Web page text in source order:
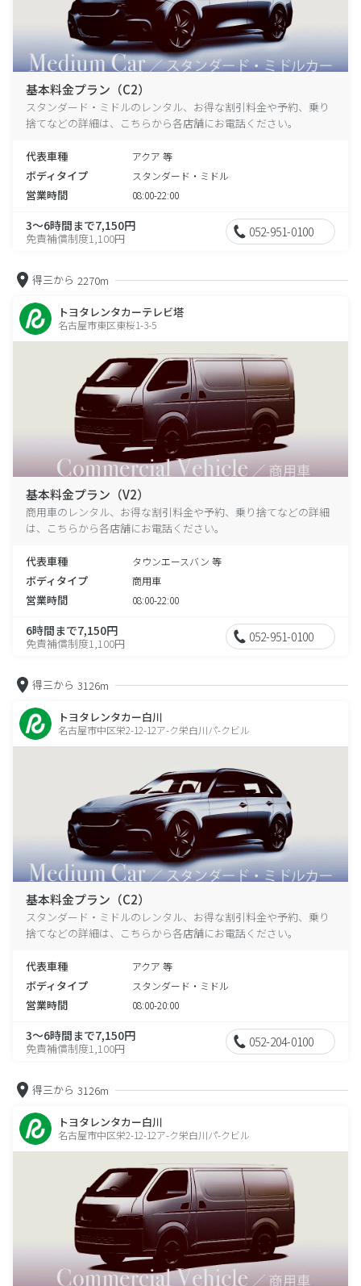
基本料金プラン（C2）
スタンダード・ミドルのレンタル、お得な割引料金や予約、乗り
捨てなどの詳細は、こちらから各店舗にお電話ください。
代表車種 アクア 等
ボディタイプ スタンダード・ミドル
営業時間 08:00-22:00
3～6時間まで7,150円
免責補償制度1,100円 052-951-0100
得三から 2270m
トヨタレンタカーテレビ塔
名古屋市東区東桜1-3-5
基本料金プラン（V2）
商用車のレンタル、お得な割引料金や予約、乗り捨てなどの詳細
は、こちらから各店舗にお電話ください。
代表車種 タウンエースバン 等
ボディタイプ 商用車
営業時間 08:00-22:00
6時間まで7,150円
免責補償制度1,100円 052-951-0100
得三から 3126m
トヨタレンタカー白川
名古屋市中区栄2-12-12ア-ク栄白川パ-クビル
基本料金プラン（C2）
スタンダード・ミドルのレンタル、お得な割引料金や予約、乗り
捨てなどの詳細は、こちらから各店舗にお電話ください。
代表車種 アクア 等
ボディタイプ スタンダード・ミドル
営業時間 08:00-20:00
3～6時間まで7,150円
免責補償制度1,100円 052-204-0100
得三から 3126m
トヨタレンタカー白川
名古屋市中区栄2-12-12ア-ク栄白川パ-クビル